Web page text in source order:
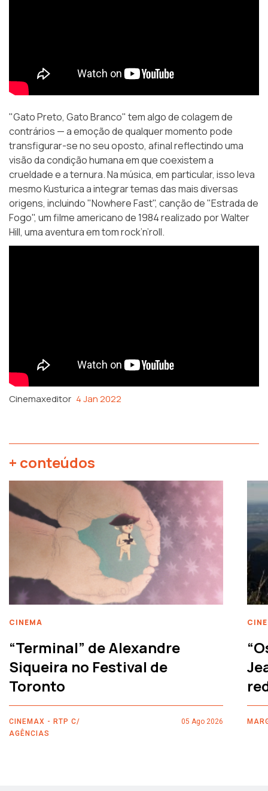
"Gato Preto, Gato Branco" tem algo de colagem de
contrários — a emoção de qualquer momento pode
transfigurar-se no seu oposto, afinal reflectindo uma
visão da condição humana em que coexistem a
crueldade e a ternura. Na música, em particular, isso leva
mesmo Kusturica a integrar temas das mais diversas
origens, incluindo "Nowhere Fast", canção de "Estrada de
Fogo", um filme americano de 1984 realizado por Walter
Hill, uma aventura em tom rock’n’roll.
Cinemaxeditor 4 Jan 2022
+ conteúdos
CINEMA
“Terminal” de Alexandre
Siqueira no Festival de
Toronto
CINEMAX - RTP C/
AGÊNCIAS
05 Ago 2026